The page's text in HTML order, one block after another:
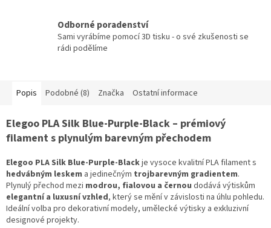
Odborné poradenství
Sami vyrábíme pomocí 3D tisku - o své zkušenosti se
rádi podělíme
Popis Podobné (8) Značka Ostatní informace
Elegoo PLA Silk Blue-Purple-Black – prémiový
filament s plynulým barevným přechodem
Elegoo PLA Silk Blue-Purple-Blackje vysoce kvalitní PLA filament s
hedvábným leskem a jedinečným trojbarevným gradientem.
Plynulý přechod mezi modrou, fialovou a černou dodává výtiskům
elegantní a luxusní vzhled, který se mění v závislosti na úhlu pohledu.
Ideální volba pro dekorativní modely, umělecké výtisky a exkluzivní
designové projekty.